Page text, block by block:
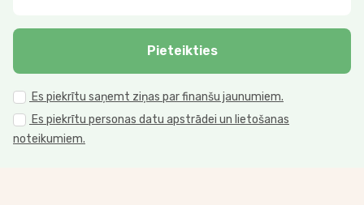
Pieteikties
Es piekrītu saņemt ziņas par finanšu jaunumiem.
Es piekrītu personas datu apstrādei un lietošanas
noteikumiem.